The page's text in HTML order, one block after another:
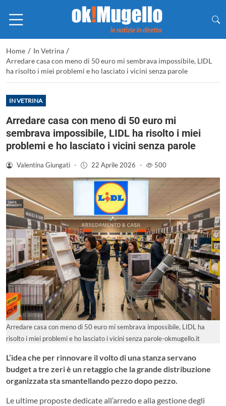
Home / In Vetrina /
Arredare casa con meno di 50 euro mi sembrava impossibile, LIDL
ha risolto i miei problemi e ho lasciato i vicini senza parole
IN VETRINA
Arredare casa con meno di 50 euro mi
sembrava impossibile, LIDL ha risolto i miei
problemi e ho lasciato i vicini senza parole
Valentina Giungati - 22 Aprile 2026 - 500
Arredare casa con meno di 50 euro mi sembrava impossibile, LIDL ha
risolto i miei problemi e ho lasciato i vicini senza parole-okmugello.it
L’idea che per rinnovare il volto di una stanza servano
budget a tre zeri è un retaggio che la grande distribuzione
organizzata sta smantellando pezzo dopo pezzo.
Le ultime proposte dedicate all’arredo e alla gestione degli